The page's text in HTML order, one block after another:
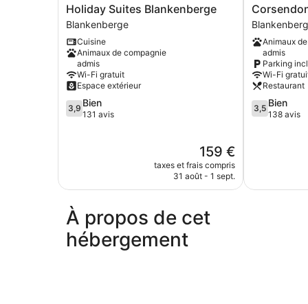
Holiday
Suites
Blankenberge
Blankenberge
Holiday Suites Blankenberge
Blankenberge
Cuisine
Animaux de compagnie
admis
Wi-Fi gratuit
Espace extérieur
3.9
sur
3,9 Bien
131 avis
Le
nouveau
prix
159 €
159 €
taxes et frais compris
31 août - 1 sept.
Corsendonk
Duinse
Polders
Animaux
admis
Parking
Wi-Fi
Restaurant
3.5
sur
3,5 Bien
138 avis
À propos de cet
hébergement